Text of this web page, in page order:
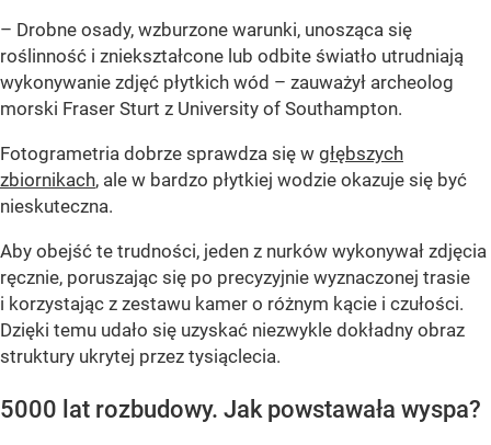
– Drobne osady, wzburzone warunki, unosząca się
roślinność i zniekształcone lub odbite światło utrudniają
wykonywanie zdjęć płytkich wód – zauważył archeolog
morski Fraser Sturt z University of Southampton.
Fotogrametria dobrze sprawdza się w głębszych
zbiornikach, ale w bardzo płytkiej wodzie okazuje się być
nieskuteczna.
Aby obejść te trudności, jeden z nurków wykonywał zdjęcia
ręcznie, poruszając się po precyzyjnie wyznaczonej trasie
i korzystając z zestawu kamer o różnym kącie i czułości.
Dzięki temu udało się uzyskać niezwykle dokładny obraz
struktury ukrytej przez tysiąclecia.
5000 lat rozbudowy. Jak powstawała wyspa?